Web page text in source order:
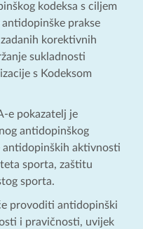
kodeksa s ciljem
prakse
korektivnih
sukladnosti
s Kodeksom
e pokazatelj je
antidopinškog
antidopinških aktivnosti
sporta, zaštitu
sporta.
provoditi antidopinški
i pravičnosti, uvijek